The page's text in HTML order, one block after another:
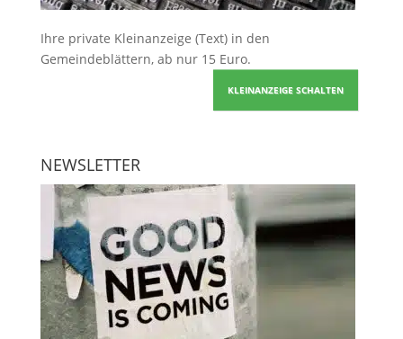
Ihre private Kleinanzeige (Text) in den
Gemeindeblättern, ab nur 15 Euro.
KLEINANZEIGE SCHALTEN
NEWSLETTER